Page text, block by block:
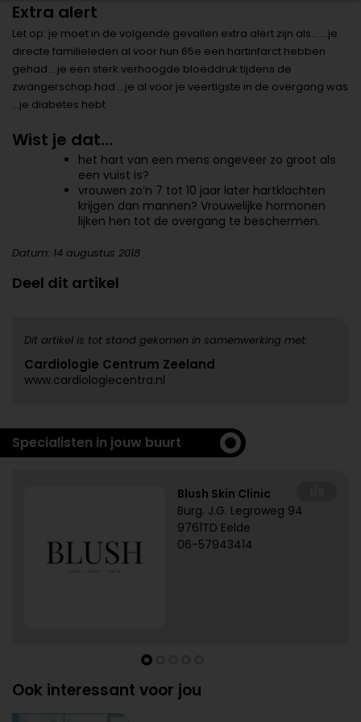
Extra alert
Let op: je moet in de volgende gevallen extra alert zijn als… …je
directe familieleden al voor hun 65e een hartinfarct hebben
gehad …je een sterk verhoogde bloeddruk tijdens de
zwangerschap had …je al voor je veertigste in de overgang was
…je diabetes hebt
Wist je dat…
het hart van een mens ongeveer zo groot als
een vuist is?
vrouwen zo’n 7 tot 10 jaar later hartklachten
krijgen dan mannen? Vrouwelijke hormonen
lijken hen tot de overgang te beschermen.
Datum: 14 augustus 2018
Deel dit artikel
Dit artikel is tot stand gekomen in samenwerking met:
Cardiologie Centrum Zeeland
www.cardiologiecentra.nl
Specialisten in jouw buurt
Blush Skin Clinic
Burg. J.G. Legroweg 94
9761TD Eelde
06-57943414
Ook interessant voor jou